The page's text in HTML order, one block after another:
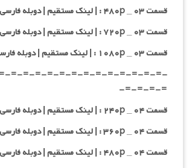
قسمت ۰۳ _ ۴۸۰p : | لینک مستقیم | دوبله فارسی
قسمت ۰۳ _ ۷۲۰p : | لینک مستقیم | دوبله فارسی
قسمت ۰۳ _ ۱۰۸۰p : | لینک مستقیم | دوبله فارسی
=-=-=-=-=-=-=-=-=-=-=-=-=-
=-=-=-=-
قسمت ۰۴ _ ۲۴۰p : | لینک مستقیم | دوبله فارسی
قسمت ۰۴ _ ۳۶۰p : | لینک مستقیم | دوبله فارسی
قسمت ۰۴ _ ۴۸۰p : | لینک مستقیم | دوبله فارسی